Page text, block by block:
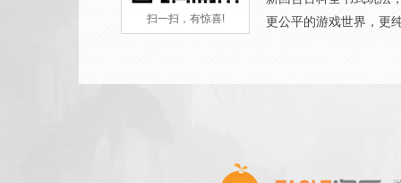
扫一扫，有惊喜!
更公平的游戏世界，更